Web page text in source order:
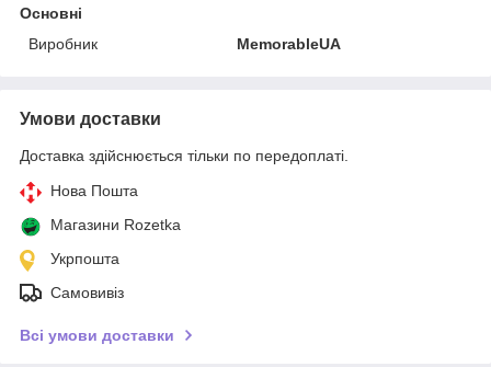
Основні
Виробник
MemorableUA
Умови доставки
Доставка здійснюється тільки по передоплаті.
Нова Пошта
Магазини Rozetka
Укрпошта
Самовивіз
Всі умови доставки